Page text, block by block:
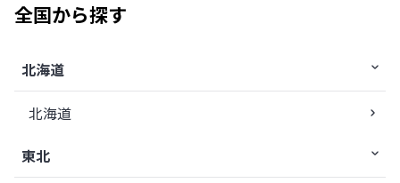
全国から探す
北海道
北海道
東北